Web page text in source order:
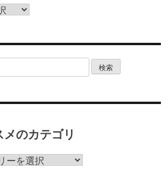
メのカテゴリ